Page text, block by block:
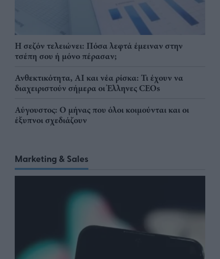
Η σεζόν τελειώνει: Πόσα λεφτά έμειναν στην
τσέπη σου ή μόνο πέρασαν;
Ανθεκτικότητα, AI και νέα ρίσκα: Τι έχουν να
διαχειριστούν σήμερα οι Έλληνες CEOs
Αύγουστος: Ο μήνας που όλοι κοιμούνται και οι
έξυπνοι σχεδιάζουν
Marketing & Sales